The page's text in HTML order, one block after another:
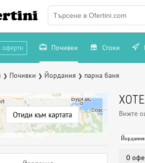
оферти Почивки Стоки
❯ Почивки ❯ Йордания ❯ парна баня
Отиди към картата Вижте
Йордания
0